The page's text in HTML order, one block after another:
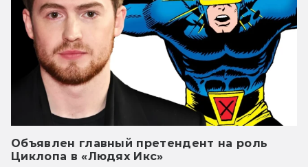
Объявлен главный претендент на роль
Циклопа в «Людях Икс»